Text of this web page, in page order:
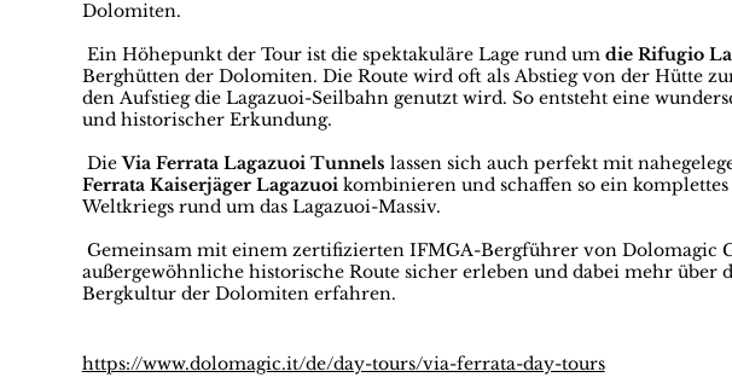
Dolomiten.
Ein Höhepunkt der Tour ist die spektakuläre Lage rund umdie Rifugio
Berghütten der Dolomiten. Die Route wird oft als Abstieg von der Hütte
den Aufstieg die Lagazuoi-Seilbahn genutzt wird. So entsteht eine
und historischer Erkundung.
DieVia Ferrata Lagazuoi Tunnels lassen sich auch perfekt mit
Ferrata Kaiserjäger Lagazuoi kombinieren und schaffen so ein
Weltkriegs rund um das Lagazuoi-Massiv.
Gemeinsam mit einem zertifizierten IFMGA-Bergführer von Dolomagic
außergewöhnliche historische Route sicher erleben und dabei mehr über
Bergkultur der Dolomiten erfahren.
https://www.dolomagic.it/de/day-tours/via-ferrata-day-tours